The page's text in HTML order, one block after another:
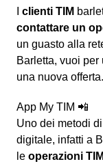
clienti TIM
contattare un
un guasto alla
Barletta, vuoi
una nuova offerta.
App My TIM 📲
Uno dei metodi
digitale, infatti a
le operazioni TIM